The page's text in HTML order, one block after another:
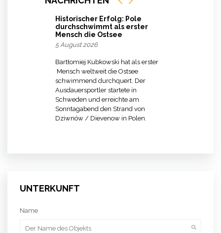
Historischer Erfolg: Pole
durchschwimmt als erster
Mensch die Ostsee
5 August 2026
Bartłomiej Kubkowski hat als erster
Mensch weltweit die Ostsee
schwimmend durchquert. Der
Ausdauersportler startete in
Schweden und erreichte am
Sonntagabend den Strand von
Dziwnów / Dievenow in Polen.
UNTERKUNFT
Name